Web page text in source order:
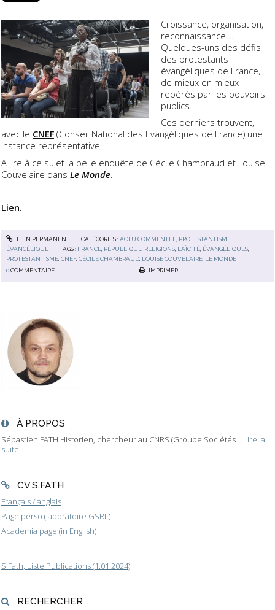
À PROPOS
Sébastien FATH Historien, chercheur au CNRS (Groupe Sociétés... Lire la
suite
CV S.FATH
Français / anglais
Page perso (laboratoire GSRL)
Academia page (in English)
S.Fath, Liste Publications (1.01.2024)
RECHERCHER
Croissance, organisation,
reconnaissance....
Quelques-uns des défis
des protestants
évangéliques de France,
de mieux en mieux
repérés par les pouvoirs
publics.
Ces derniers trouvent,
avec le CNEF (Conseil National des Evangéliques de France) une
instance représentative.
A lire à ce sujet la belle enquête de Cécile Chambraud et Louise
Couvelaire dans Le Monde
Lien.
LIEN PERMANENT CATÉGORIES :ACTU COMMENTÉE, PROTESTANTISME
ÉVANGÉLIQUE
TAGS : FRANCE, RÉPUBLIQUE, RELIGIONS, LAÏCITÉ, ÉVANGÉLIQUES,
PROTESTANTISME,CNEF,CÉCILE CHAMBRAUD, LOUISE COUVELAIRE, LE MONDE
0COMMENTAIRE IMPRIMER